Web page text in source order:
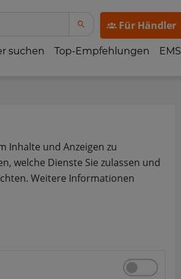
Für Händler
suchen Top-Empfehlungen EMS
Inhalte und Anzeigen zu
welche Dienste Sie zulassen und
Weitere Informationen